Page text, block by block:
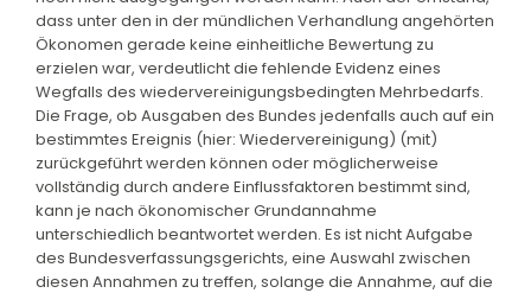
dass unter den in der mündlichen Verhandlung angehörten
Ökonomen gerade keine einheitliche Bewertung zu
erzielen war, verdeutlicht die fehlende Evidenz eines
Wegfalls des wiedervereinigungsbedingten Mehrbedarfs.
Die Frage, ob Ausgaben des Bundes jedenfalls auch auf ein
bestimmtes Ereignis (hier: Wiedervereinigung) (mit)
zurückgeführt werden können oder möglicherweise
vollständig durch andere Einflussfaktoren bestimmt sind,
kann je nach ökonomischer Grundannahme
unterschiedlich beantwortet werden. Es ist nicht Aufgabe
des Bundesverfassungsgerichts, eine Auswahl zwischen
diesen Annahmen zu treffen, solange die Annahme, auf die